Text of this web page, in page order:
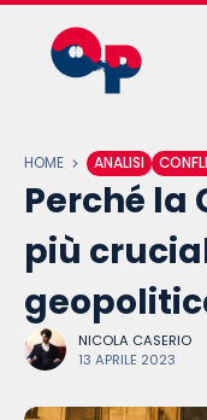
HOME ANALISI
Perché la
più
NICOLA CASERIO
13 APRILE 2023